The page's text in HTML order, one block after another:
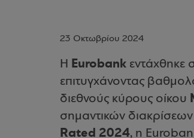
23 Οκτωβρίου 2024
Η Eurobank εντάχθηκε
επιτυγχάνοντας
διεθνούς κύρους οίκου
σημαντικών διακρίσεων
Rated 2024, η